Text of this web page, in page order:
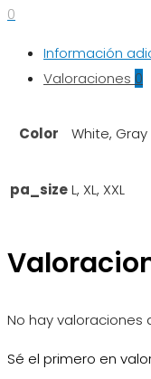
0
Información
Valoraciones 0
Color White, Gray
pa_sizeL, XL, XXL
No hay valoraciones
Sé el primero en